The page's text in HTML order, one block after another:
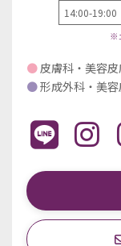
14:00-19:00
※
● 皮膚科・美容
●形成外科・美